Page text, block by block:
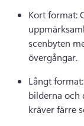
Kort format:
scenbyten
övergångar.
Långt
bilderna och
kräver färre